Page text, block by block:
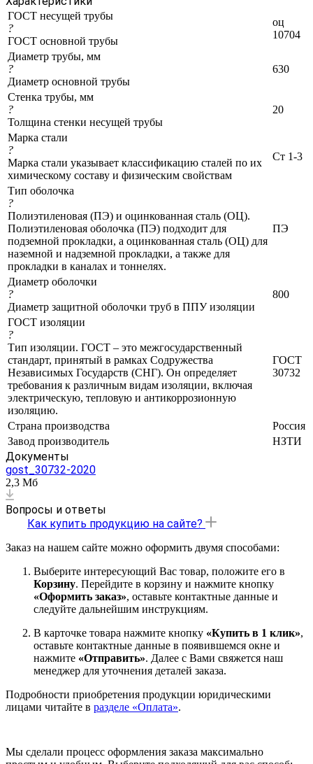
ГОСТ несущей трубы
?
ГОСТ основной трубы
оц
10704
Диаметр трубы, мм
?
Диаметр основной трубы
630
Стенка трубы, мм
?
Толщина стенки несущей трубы
20
Марка стали
?
Марка стали указывает классификацию сталей по их
химическому составу и физическим свойствам
Ст 1-3
Тип оболочка
?
Полиэтиленовая (ПЭ) и оцинкованная сталь (ОЦ).
Полиэтиленовая оболочка (ПЭ) подходит для
подземной прокладки, а оцинкованная сталь (ОЦ) для
наземной и надземной прокладки, а также для
прокладки в каналах и тоннелях.
ПЭ
Диаметр оболочки
?
Диаметр защитной оболочки труб в ППУ изоляции
800
ГОСТ изоляции
?
Тип изоляции. ГОСТ – это межгосударственный
стандарт, принятый в рамках Содружества
Независимых Государств (СНГ). Он определяет
требования к различным видам изоляции, включая
электрическую, тепловую и антикоррозионную
изоляцию.
ГОСТ
30732
Страна производства
Россия
Завод производитель
НЗТИ
Документы
gost_30732-2020
2,3 Мб
Вопросы и ответы
Как купить продукцию на сайте?
Заказ на нашем сайте можно оформить двумя способами:
Выберите интересующий Вас товар, положите его в
Корзину. Перейдите в корзину и нажмите кнопку
«Оформить заказ», оставьте контактные данные и
следуйте дальнейшим инструкциям.
В карточке товара нажмите кнопку «Купить в 1 клик»,
оставьте контактные данные в появившемся окне и
нажмите «Отправить». Далее с Вами свяжется наш
менеджер для уточнения деталей заказа.
Подробности приобретения продукции юридическими
лицами читайте в разделе «Оплата».
Мы сделали процесс оформления заказа максимально